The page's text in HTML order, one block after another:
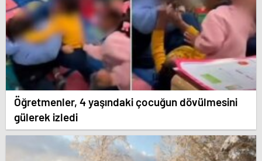
Öğretmenler, 4 yaşındaki çocuğun dövülmesini
gülerek izledi